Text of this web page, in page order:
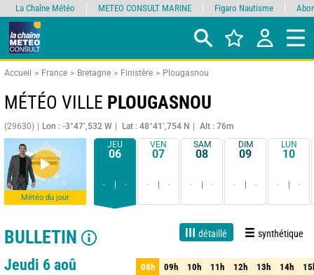
Accueil France Bretagne Finistère Plougasnou
MÉTÉO VILLE PLOUGASNOU
(29630) Lon : -3°47’,532 W Lat : 48°41’,754 N Alt : 76m
Météo du jour
JEU
06
- -
VEN
07
- -
SAM
08
- -
DIM
09
- -
LUN
10
- -
BULLETIN détaillé synthétique
Live 1 jour 3 jours 15 jours Fiabilité 80%
Jeudi 6 aoû 08h 09h 10h 11h 12h 13h 14h
08h 09h 10h 11h 12h 13h 14h
La Chaîne Météo METEO CONSULT MARINE Figaro Nautisme